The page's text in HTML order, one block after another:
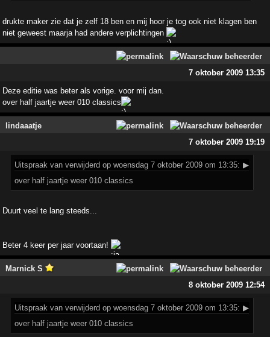
drukte maker zie dat je zelf 18 ben en mij hoor je tog ook niet klagen ben
niet geweest maarja had andere verplichtingen
7 oktober 2009 13:35
Deze editie was beter als vorige. voor mij dan.
over half jaartje weer 010 classics
lindaaatje
7 oktober 2009 19:19
Uitspraak van verwijderd op woensdag 7 oktober 2009 om 13:35: ▶
over half jaartje weer 010 classics
Duurt veel te lang steeds...
Beter 4 keer per jaar voortaan!
Marnick S
8 oktober 2009 12:54
Uitspraak van verwijderd op woensdag 7 oktober 2009 om 13:35: ▶
over half jaartje weer 010 classics